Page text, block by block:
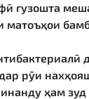
гузошта
матоъҳои
рӯи
ҳам